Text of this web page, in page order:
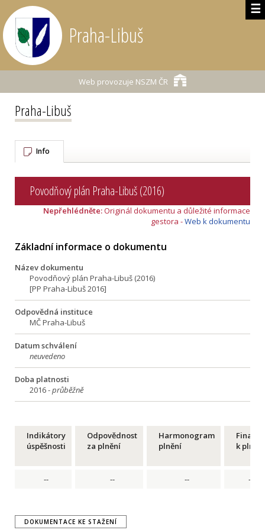
☰
Praha-Libuš
Web provozuje NSZM ČR
Praha-Libuš
Info
Povodňový plán Praha-Libuš (2016)
Nepřehlédněte:Originál dokumentu a důležité informace
gestora -Web k dokumentu
Základní informace o dokumentu
Název dokumentu
Povodňový plán Praha-Libuš (2016)
[PP Praha-Libuš 2016]
Odpovědná instituce
MČ Praha-Libuš
Datum schválení
neuvedeno
Doba platnosti
2016 -průběžně
Indikátory
úspěšnosti
Odpovědnost
za plnění
Harmonogram
plnění
Finance
k plnění
-- -- -- --
DOKUMENTACE KE STAŽENÍ